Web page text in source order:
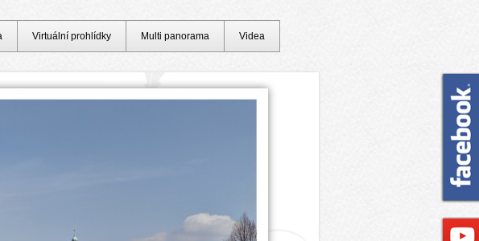
Virtuální prohlídky Multi panorama Videa